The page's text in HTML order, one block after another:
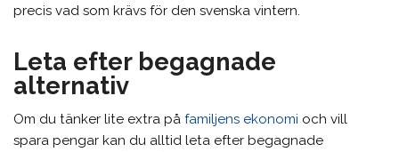
precis vad som krävs för den svenska vintern.
Leta efter begagnade
alternativ
Om du tänker lite extra påfamiljens ekonomi och vill
spara pengar kan du alltid leta efter begagnade